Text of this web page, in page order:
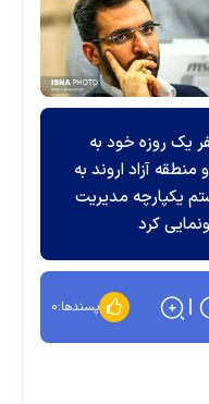
یک روزه خود به
آزاد اروند به
یکپارچه مدیریت
کرد
پسندها:۰